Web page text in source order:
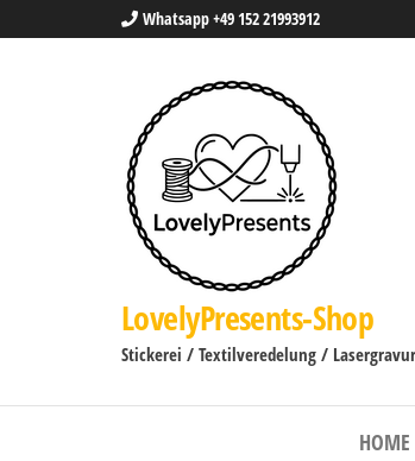
Whatsapp +49 152 21993912
LovelyPresents-Shop
Stickerei / Textilveredelung /
HOME